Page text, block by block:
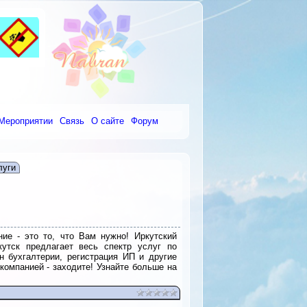
Связь О сайте Форум
- это то, что Вам нужно! Иркутский
предлагает весь спектр услуг по
бухгалтерии, регистрация ИП и другие
- заходите! Узнайте больше на